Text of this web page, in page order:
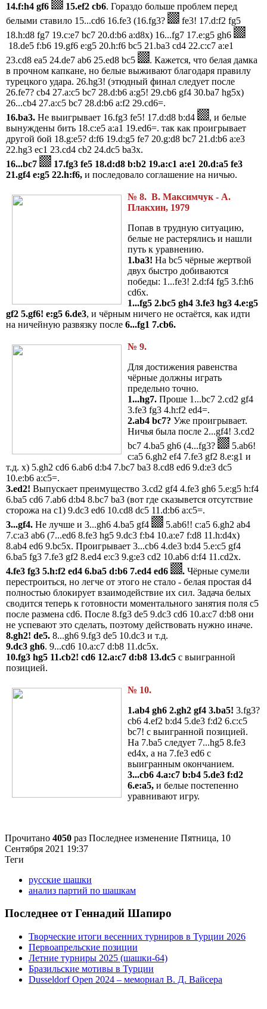
14.f:h4 gf6
15.ef2 cb6. Гораздо больше проблем перед
белыми ставило 15...cd6 16.fe3 (16.fg3?
fe3! 17.d:f2 fg5
18.h:d8 fg7 19.c:e7 bc7 20.d:b6 a:d8x) 16...fg7 17.e:g5 gh6
18.de5 f:b6 19.gf6 e:g5 20.h:f6 bc5 21.ba3 cd4 22.c:c7 a:e1
23.cd8 ea5 24.de7 ab6 25.ed8 bc5
. Кажется, что белая дамка
в прочном капкане, но белые выживают благодаря правилу
турецкого удара. 26.hg3! (этюдный финал следует после
26.fe7? cb4 27.a:c5 bc7 28.d:b6 a:g5! 29.cb6 gf4 30.ba7 hg5x)
26...cb4 27.a:c5 bc7 28.d:b6 a:f2 29.cd6=.
16.ba3. Не выигрывает 16.fg3 fe5! 17.d:d8 b:d4
, и белые
вынуждены бить 18.c:e5 a:a1 19.ed6=. так как проигрывает
другой бой 18.g:e5? d:f6 19.d:g5 fe7 20.g:d8 bc7 21.d:b6 a:e3
22.hg3 ec1 23.cd4 cb2 24.dc5 ba3x.
16...bc7
17.fg3 fe5 18.d:d8 b:b2 19.a:c1 a:e1 20.d:a5 fe3
21.gf4 e:g5 22.h:f6, и последовало соглашение на ничью.
№ 8. В. Максимчук - А.
Плакхин, 1979
Попав в трудную ситуацию,
белые не растерялись и нашли
путь к уравнению.
1.ba3! На bc5 чёрные жертвой
двух быстро добиваются
победы: 1...fe3! 2.d:f4 fg5 3.f:h6
cd6x.
1...fg5 2.bc5 gh4 3.fe3 hg3 4.e:g5
gf2 5.gf6! e:g5 6.de3, и чёрным ничего не остаётся, как идти
на ничейную развязку после 6...fg1 7.cb6.
№ 9.
Для достижения равенства
чёрные должны играть
предельно точно.
1...hg7. Проше 1...bc7 2.cd2 gf4
3.fe3 fg3 4.h:f2 ed4=.
2.ab4 bc7? Уже проигрывает.
Ничья была после 2...gf4! 3.cd2
bc7 4.ba5 gh6 (4...fg3?
5.ab6!
c:a5 6.gh2 ef4 7.fe3 gf2 8.e:g1 и
т.д. x) 5.gh2 cd6 6.ab6 d:b4 7.bc7 ba3 8.cd8 ed6 9.d:e3 dc5
10.e:b6 a:c5=.
3.ed2! Выпускает преимущество 3.cd2 gf4 4.fe3 gh6 5.e:g5 h:f4
6.ba5 cd6 7.ab6 d:b4 8.bc7 ba3 (вот где сказывется отсутcтвие
сторожа на c1) 9.dc3 ed6 10.cd8 dc5 11.d:b6 a:c5=.
3...gf4. Не лучше и 3...gh6 4.ba5 gf4
5.ab6!! c:a5 6.gh2 ab4
7.c:a3 ab6 (7...ed6 8.fe3 hg5 9.dc3 f:b4 10.a:e7 f:d8 11.h:d4x)
8.ab4 ed6 9.bc5x. Проигрывает 3...cb6 4.de3 b:d4 5.e:c5 gf4
6.ba5 fg3 7.fe3 gf2 8.ed4 e:c3 9.g:e3 cd2 10.ab6 d:f4 11.cd2x.
4.fe3 fg3 5.h:f2 ed4 6.ba5 d:b6 7.ed4 ed6
. Чёрные сумели
перестроиться, но легче от этого не стало - белая простая d4
полностью блокирует взаимодействие их сил. Задача белых
сводится теперь к готовности моментального занятия поля c5
после размена cd6. После 8.fg3 de5 9.dc3 cd6 10.a:c7 d:b8 они
не успевают это сделать, поэтому действовать нужно иначе.
8.gh2! de5. 8...gh6 9.fg3 de5 10.dc3 и т.д.
9.dc3 gh6. 9...cd6 10.a:c7 d:b8 11.dc5x.
10.fg3 hg5 11.cb2! cd6 12.a:c7 d:b8 13.dc5 с выигранной
позицией.
№ 10.
1.ab4 gh6 2.gh2 gf4 3.ba5! 3.fg3?
cb6 4.ef2 b:d4 5.de3 f:d2 6.c:c5
bc7! с выигранной позицией.
На 7.ba5 следует 7...hg5 8.fe3
ed4x, а на 7.fe3 ed6 с
выигранным окончанием.
3...cb6 4.a:c7 b:b4 5.de3 f:d2
6.e:a5, и белые постепенно
уравнивают игру.
Прочитано 4050 раз Последнее изменение Пятница, 10
Сентября 2021 19:37
Теги
русские шашки
анализ партий по шашкам
Последнее от Геннадий Шапиро
Творческие итоги весенних турниров в Турции 2026
Первоапрельские позиции
Летние турниры 2025 (шашки-64)
Бразильские мотивы в Турции
Dusseldorf Open 2024 – мемориал В. Д. Вайсера